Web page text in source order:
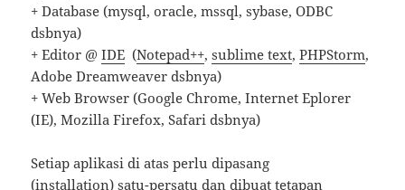
+ Database (mysql, oracle, mssql, sybase, ODBC
dsbnya)
+ Editor @IDE (Notepad++,sublime text,PHPStorm,
Adobe Dreamweaver dsbnya)
+ Web Browser (Google Chrome, Internet Eplorer
(IE), Mozilla Firefox, Safari dsbnya)
Setiap aplikasi di atas perlu dipasang
(installation) satu-persatu dan dibuat tetapan